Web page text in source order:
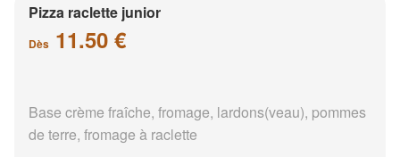
Pizza raclette junior
Dès 11.50 €
Base crème fraîche, fromage, lardons(veau), pommes
de terre, fromage à raclette